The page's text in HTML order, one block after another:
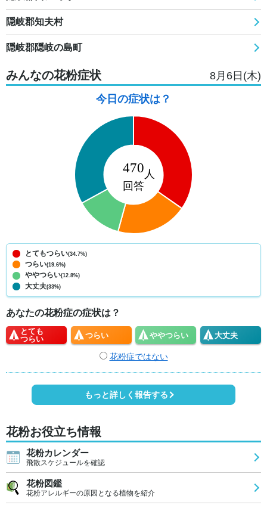
隠岐郡知夫村
隠岐郡隠岐の島町
みんなの花粉症状
8月6日(木)
今日の症状は？
とてもつらい(34.7%)
つらい(19.6%)
ややつらい(12.8%)
大丈夫(33%)
あなたの花粉症の症状は？
とても
つらい
つらい ややつらい 大丈夫
花粉症ではない
もっと詳しく報告する
花粉お役立ち情報
花粉カレンダー
飛散スケジュールを確認
花粉図鑑
花粉アレルギーの原因となる植物を紹介